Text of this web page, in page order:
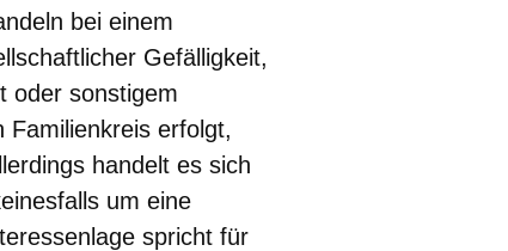
bei einem
Gefälligkeit,
oder sonstigem
Familienkreis erfolgt,
handelt es sich
um eine
spricht für